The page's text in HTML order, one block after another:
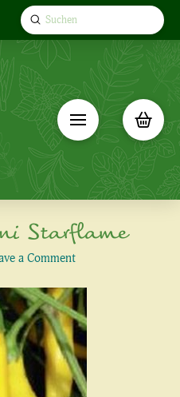
Search
Submit
Starflame
a Comment